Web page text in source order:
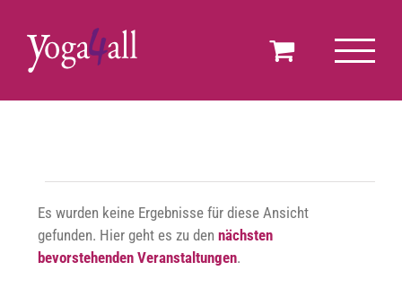
Inhalt
springen
Veranstaltungen
Hinweis
Es wurden keine Ergebnisse für diese Ansicht
gefunden. Hier geht es zu den nächsten
bevorstehenden Veranstaltungen.